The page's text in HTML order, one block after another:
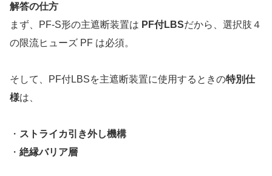
解答の仕方
まず、PF-S形の主遮断装置は PF付LBSだから、選択肢４
の限流ヒューズ PF は必須。
そして、PF付LBSを主遮断装置に使用するときの特別仕
様は、
・ ストライカ引き外し機構
・ 絶縁バリア層